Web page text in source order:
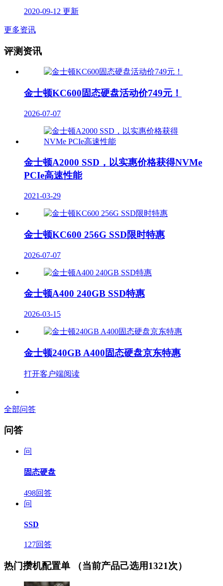
2020-09-12 更新
更多资讯
评测资讯
金士顿KC600固态硬盘活动价749元！
2026-07-07
金士顿A2000 SSD，以实惠价格获得NVMe
PCIe高速性能
2021-03-29
金士顿KC600 256G SSD限时特惠
2026-07-07
金士顿A400 240GB SSD特惠
2026-03-15
金士顿240GB A400固态硬盘京东特惠
打开客户端阅读
全部问答
问答
问
固态硬盘
498回答
问
SSD
127回答
热门攒机配置单 （当前产品己选用1321次）